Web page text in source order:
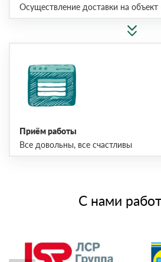
Осуществление доставки на объект
Приём работы
Все довольны, все счастливы
С нами